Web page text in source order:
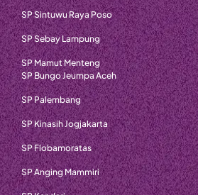
SP Sintuwu Raya Poso
SP Sebay Lampung
SP Mamut Menteng
SP Bungo Jeumpa Aceh
SP Palembang
SP Kinasih Jogjakarta
SP Flobamoratas
SP Anging Mammiri